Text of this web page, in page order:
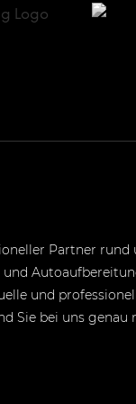
Partner rund
und
Sie bei uns genau